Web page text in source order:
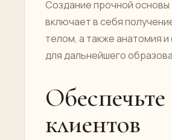
Создание прочной основы
включает в себя
телом, а также анатомия
для дальнейшего
клиентов